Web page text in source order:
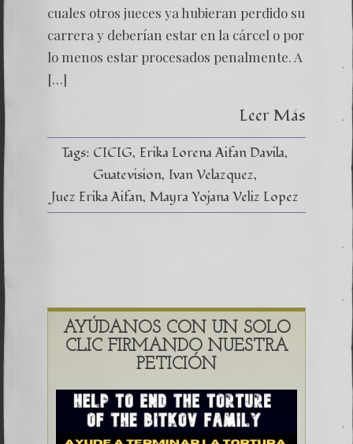
cuales otros jueces ya hubieran perdido su
carrera y deberían estar en la cárcel o por
lo menos estar procesados penalmente. A
[…]
Leer Más
Tags: CICIG Erika Lorena Aifan Davila
Guatevision Ivan Velazquez
Juez Erika Aifan Mayra Yojana Veliz Lopez
AYÚDANOS CON UN SOLO
CLIC FIRMANDO NUESTRA
PETICIÓN